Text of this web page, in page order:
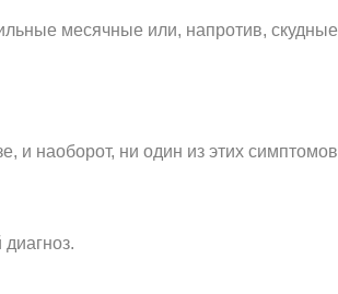
месячные или, напротив,
и наоборот, ни один из этих